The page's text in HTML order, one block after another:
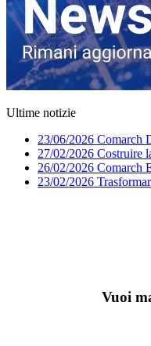
Ultime notizie
23/06/2026 Comarch
27/02/2026 Costruire
26/02/2026 Comarch
23/02/2026
Vuoi